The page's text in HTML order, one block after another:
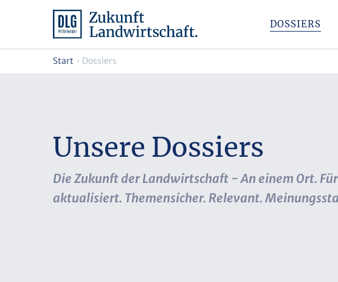
DOSSIERS
Start Dossiers
Unsere Dossiers
Die Zukunft der Landwirtschaft - An einem Ort.
aktualisiert. Themensicher. Relevant.